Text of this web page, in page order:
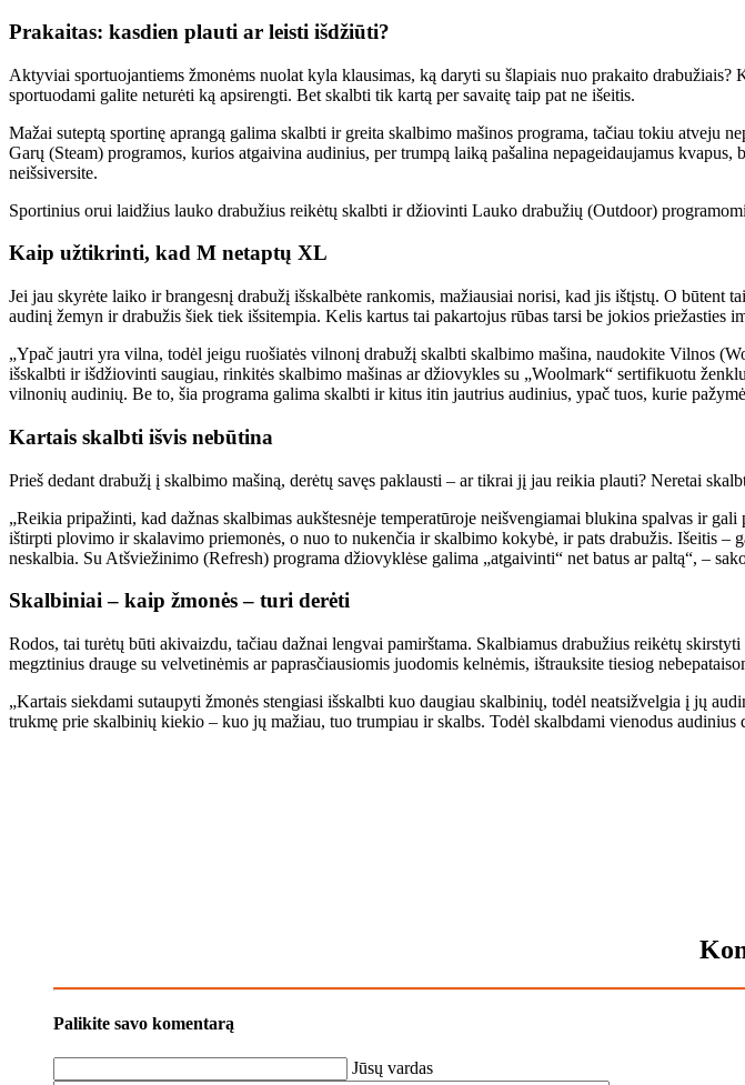
Prakaitas: kasdien plauti ar leisti išdžiūti?
Aktyviai sportuojantiems žmonėms nuolat kyla klausimas, ką daryti su šlapiais nuo prakaito
sportuodami galite neturėti ką apsirengti. Bet skalbti tik kartą per savaitę taip pat ne išeitis.
Mažai suteptą sportinę aprangą galima skalbti ir greita skalbimo mašinos programa, tačiau tokiu atveju
Garų (Steam) programos, kurios atgaivina audinius, per trumpą laiką pašalina nepageidaujamus
neišsiversite.
Sportinius orui laidžius lauko drabužius reikėtų skalbti ir džiovinti Lauko drabužių (Outdoor)
Kaip užtikrinti, kad M netaptų XL
Jei jau skyrėte laiko ir brangesnį drabužį išskalbėte rankomis, mažiausiai norisi, kad jis ištįstų. O
audinį žemyn ir drabužis šiek tiek išsitempia. Kelis kartus tai pakartojus rūbas tarsi be jokios priežasties
„Ypač jautri yra vilna, todėl jeigu ruošiatės vilnonį drabužį skalbti skalbimo mašina, naudokite Vilnos
išskalbti ir išdžiovinti saugiau, rinkitės skalbimo mašinas ar džiovykles su „Woolmark“ sertifikuotu
vilnonių audinių. Be to, šia programa galima skalbti ir kitus itin jautrius audinius, ypač tuos, kurie
Kartais skalbti išvis nebūtina
Prieš dedant drabužį į skalbimo mašiną, derėtų savęs paklausti – ar tikrai jį jau reikia plauti? Neretai
„Reikia pripažinti, kad dažnas skalbimas aukštesnėje temperatūroje neišvengiamai blukina spalvas ir
ištirpti plovimo ir skalavimo priemonės, o nuo to nukenčia ir skalbimo kokybė, ir pats drabužis. Išeitis –
neskalbia. Su Atšviežinimo (Refresh) programa džiovyklėse galima „atgaivinti“ net batus ar paltą“, –
Skalbiniai – kaip žmonės – turi derėti
Rodos, tai turėtų būti akivaizdu, tačiau dažnai lengvai pamirštama. Skalbiamus drabužius reikėtų
megztinius drauge su velvetinėmis ar paprasčiausiomis juodomis kelnėmis, ištrauksite tiesiog
„Kartais siekdami sutaupyti žmonės stengiasi išskalbti kuo daugiau skalbinių, todėl neatsižvelgia į jų
trukmę prie skalbinių kiekio – kuo jų mažiau, tuo trumpiau ir skalbs. Todėl skalbdami vienodus
Palikite savo komentarą
Jūsų vardas